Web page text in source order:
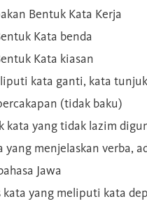
Bentuk Kata Kerja
Kata benda
Kata kiasan
kata ganti, kata
(tidak baku)
kata yang tidak lazim
yang menjelaskan verba,
Jawa
kata yang meliputi kata